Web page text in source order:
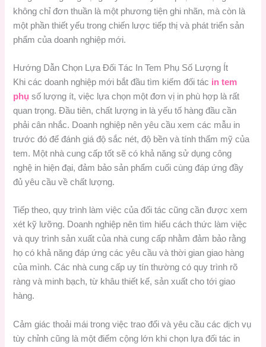
không chỉ đơn thuần là một phương tiện ghi nhãn, mà còn là
một phần thiết yếu trong chiến lược tiếp thị và phát triển sản
phẩm của doanh nghiệp mới.
Hướng Dẫn Chọn Lựa Đối Tác In Tem Phụ Số Lượng Ít
Khi các doanh nghiệp mới bắt đầu tìm kiếm đối tác in tem
phụ số lượng ít, việc lựa chọn một đơn vị in phù hợp là rất
quan trọng. Đầu tiên, chất lượng in là yếu tố hàng đầu cần
phải cân nhắc. Doanh nghiệp nên yêu cầu xem các mẫu in
trước đó để đánh giá độ sắc nét, độ bền và tính thẩm mỹ của
tem. Một nhà cung cấp tốt sẽ có khả năng sử dụng công
nghệ in hiện đại, đảm bảo sản phẩm cuối cùng đáp ứng đầy
đủ yêu cầu về chất lượng.
Tiếp theo, quy trình làm việc của đối tác cũng cần được xem
xét kỹ lưỡng. Doanh nghiệp nên tìm hiểu cách thức làm việc
và quy trình sản xuất của nhà cung cấp nhằm đảm bảo rằng
họ có khả năng đáp ứng các yêu cầu và thời gian giao hàng
của mình. Các nhà cung cấp uy tín thường có quy trình rõ
ràng và minh bạch, từ khâu thiết kế, sản xuất cho tới giao
hàng.
Cảm giác thoải mái trong việc trao đổi và yêu cầu các dịch vụ
tùy chỉnh cũng là một điểm cộng lớn khi chọn lựa đối tác in